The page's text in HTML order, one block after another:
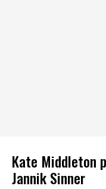
Kate Middleton
Jannik Sinner